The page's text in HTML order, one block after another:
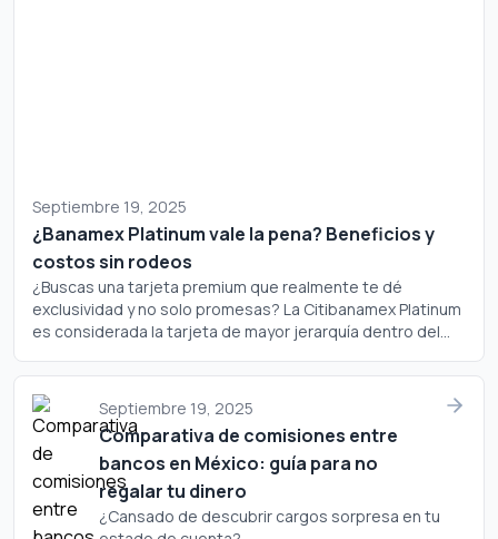
Septiembre 19, 2025
¿Banamex Platinum vale la pena? Beneficios y
costos sin rodeos
¿Buscas una tarjeta premium que realmente te dé
exclusividad y no solo promesas? La Citibanamex Platinum
es considerada la tarjeta de mayor jerarquía dentro del
costo? Analicemos a fondo si este plástico merece un
lugar en tu cartera.Septiembre 19, 2025
Comparativa de comisiones entre
bancos en México: guía para no
regalar tu dinero
¿Cansado de descubrir cargos sorpresa en tu